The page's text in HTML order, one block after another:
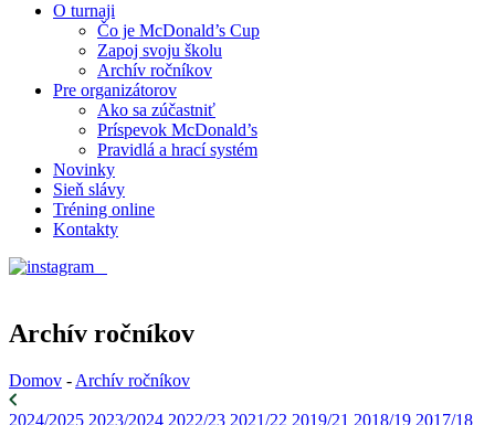
O turnaji
Čo je McDonald’s Cup
Zapoj svoju školu
Archív ročníkov
Pre organizátorov
Ako sa zúčastniť
Príspevok McDonald’s
Pravidlá a hrací systém
Novinky
Sieň slávy
Tréning online
Kontakty
Archív ročníkov
Domov - Archív ročníkov
2024/2025 2023/2024 2022/23 2021/22 2019/21 2018/19 2017/18